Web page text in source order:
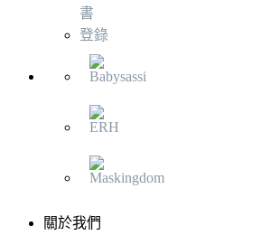
書
登錄
關於我們